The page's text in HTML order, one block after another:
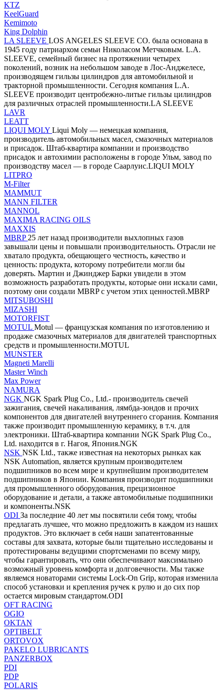
KTZ
KeelGuard
Kemimoto
King Dolphin
LA SLEEVE LOS ANGELES SLEEVE CO. была основана в
1945 году патриархом семьи Николасом Метчковым. L.A.
SLEEVE, семейный бизнес на протяжении четырех
поколений, возник на небольшом заводе в Лос-Анджелесе,
производящем гильзы цилиндров для автомобильной и
тракторной промышленности. Сегодня компания L.A.
SLEEVE производит центробежно-литые гильзы цилиндров
для различных отраслей промышленности.LA SLEEVE
LAVR
LEATT
LIQUI MOLY Liqui Moly — немецкая компания,
производитель автомобильных масел, смазочных материалов
и присадок. Штаб-квартира компании и производство
присадок и автохимии расположены в городе Ульм, завод по
производству масел — в городе Саарлуис.LIQUI MOLY
LITPRO
M-Filter
MAMMUT
MANN FILTER
MANNOL
MAXIMA RACING OILS
MAXXIS
MBRP 25 лет назад производители выхлопных газов
завышали цены и повышали производительность. Отрасли не
хватало продукта, обещающего честность, качество и
ценность: продукта, которому потребители могли бы
доверять. Мартин и Джинджер Барки увидели в этом
возможность разработать продукты, которые они искали сами,
поэтому они создали MBRP с учетом этих ценностей.MBRP
MITSUBOSHI
MIZASHI
MOTORFIST
MOTUL Motul — французская компания по изготовлению и
продаже смазочных материалов для двигателей транспортных
средств и промышленности.MOTUL
MUNSTER
Magneti Marelli
Master Winch
Max Power
NAMURA
NGK NGK Spark Plug Co., Ltd.- производитель свечей
зажигания, свечей накаливания, лямбда-зондов и прочих
компонентов для двигателей внутреннего сгорания. Компания
также производит промышленную керамику, в т.ч. для
электроники. Штаб-квартира компании NGK Spark Plug Co.,
Ltd. находится в г. Нагоя, Япония.NGK
NSK NSK Ltd., также известная на некоторых рынках как
NSK Automation, является крупным производителем
подшипников во всем мире и крупнейшим производителем
подшипников в Японии. Компания производит подшипники
для промышленного оборудования, прецизионное
оборудование и детали, а также автомобильные подшипники
и компоненты.NSK
ODI За последние 40 лет мы посвятили себя тому, чтобы
предлагать лучшее, что можно предложить в каждом из наших
продуктов. Это включает в себя наши запатентованные
составы для захвата, которые были тщательно исследованы и
протестированы ведущими спортсменами по всему миру,
чтобы гарантировать, что они обеспечивают максимально
возможный уровень комфорта и долговечности. Мы также
являемся новаторами системы Lock-On Grip, которая изменила
способ установки и крепления ручек к рулю и до сих пор
остается мировым стандартом.ODI
OFT RACING
OGIO
OKTAN
OPTIBELT
ORTOVOX
PAKELO LUBRICANTS
PANZERBOX
PDI
PDP
POLARIS